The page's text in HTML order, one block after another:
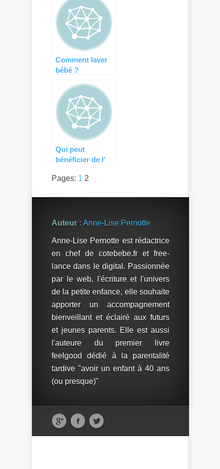
Comment laver
bébé ?
Qui peut
bénéficier de l’
rentrée scolaire)
Pages: 1 2
Auteur : Anne-Lise Pernotte
Anne-Lise Pernotte est rédactrice
en chef de cotebebe.fr et free-
lance dans le digital. Passionnée
par le web, l'écriture et l'univers
de la petite enfance, elle souhaite
apporter un accompagnement
bienveillant et éclairé aux futurs
et jeunes parents. Elle est aussi
l'auteure du premier livre
feelgood dédié à la parentalité
tardive "avoir un enfant à 40 ans
(ou presque)"